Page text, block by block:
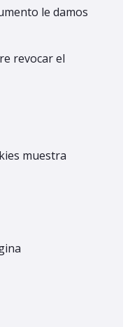
le damos
revocar el
muestra